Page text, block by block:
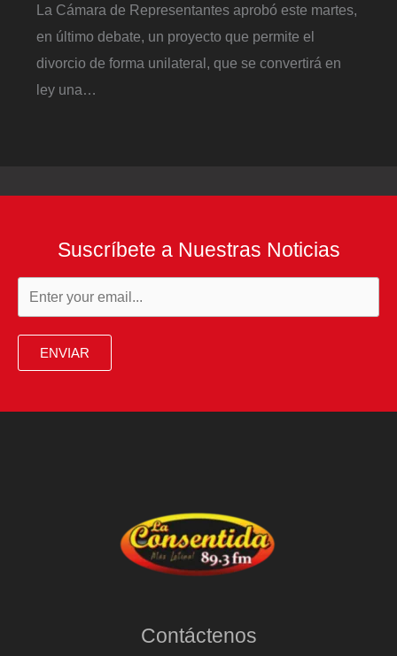
La Cámara de Representantes aprobó este martes,
en último debate, un proyecto que permite el
divorcio de forma unilateral, que se convertirá en
ley una…
Suscríbete a Nuestras Noticias
ENVIAR
Contáctenos